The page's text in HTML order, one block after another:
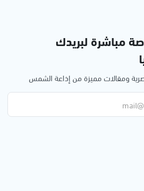
مباشرة لبريدك
ومقالات مميزة من إذاعة الشمس